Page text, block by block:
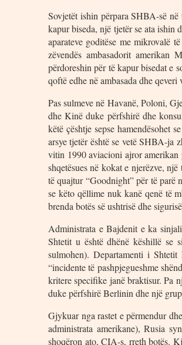
Sovjetët ishin përpara SHBA-së
kapur biseda, një tjetër se ata ishin
aparateve goditëse me mikrovalë
zëvendës ambasadorit amerikan
përdoreshin për të kapur bisedat e
qoftë edhe në ambasada dhe
Pas sulmeve në Havanë, Poloni,
dhe Kinë duke përfshirë dhe
këtë çështje sepse hamendësohet
arsye tjetër është se vetë SHBA-ja
vitin 1990 aviacioni ajror
shqetësues në kokat e njerëzve,
të quajtur “Goodnight” për të parë
se këto qëllime nuk kanë qenë të
brenda botës së ushtrisë dhe
Administrata e Bajdenit e ka
Shtetit u është dhënë këshillë se
sulmohen). Departamenti i
“incidente të pashpjegueshme
kritere specifike janë braktisur. Pa
duke përfshirë Berlinin dhe një
Gjykuar nga rastet e përmendur
administrata amerikane), Rusia
shoqëron ato, CIA-s, rreth botës.